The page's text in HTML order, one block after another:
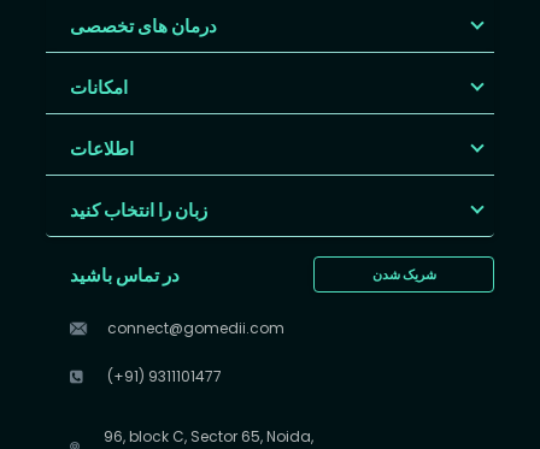
درمان های تخصصی
امکانات
اطلاعات
زبان را انتخاب کنید
شریک شدن در تماس باشید
connect@gomedii.com
(+91) 9311101477
96, block C, Sector 65, Noida,